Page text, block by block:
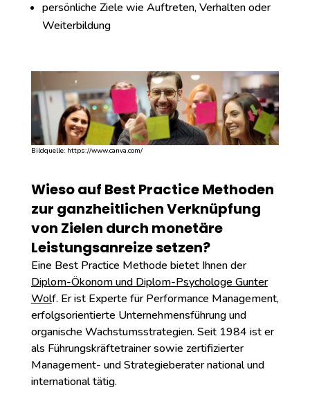
persönliche Ziele wie Auftreten, Verhalten oder
Weiterbildung
Bildquelle: https://www.canva.com/
Wieso auf Best Practice Methoden
zur ganzheitlichen Verknüpfung
von Zielen durch monetäre
Leistungsanreize setzen?
Eine Best Practice Methode bietet Ihnen der
Diplom-Ökonom und Diplom-Psychologe Gunter
Wolf. Er ist Experte für Performance Management,
erfolgsorientierte Unternehmensführung und
organische Wachstumsstrategien. Seit 1984 ist er
als Führungskräftetrainer sowie zertifizierter
Management- und Strategieberater national und
international tätig.